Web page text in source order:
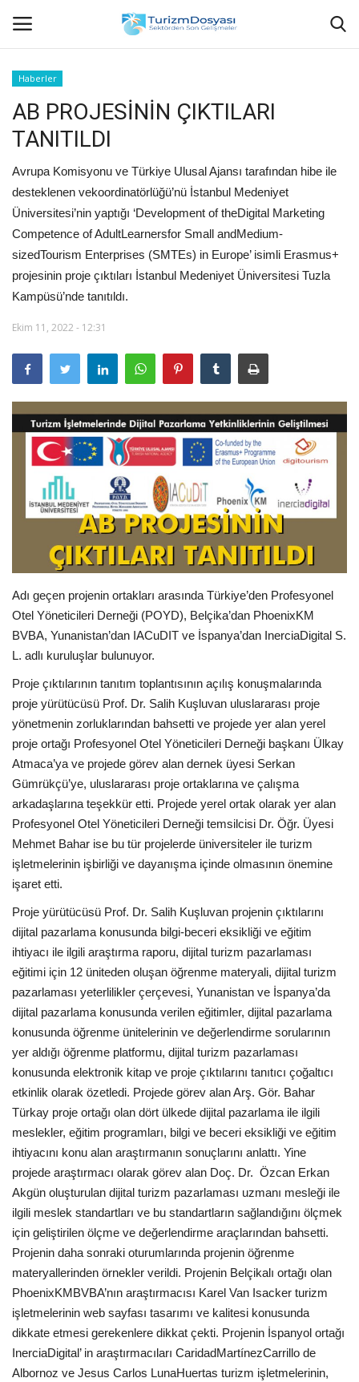
Anasayfa
Bize Ulaşın
Künye
Halil ÖNCÜ kimdir?
KVKK Aydınlatma Metni
Görüntülü
Lezzet Durakları
Röportajlar
Gezi - Yorum
Sizlerden Gelenler
Yorumlar
Video Tanıtım
Köşe Yazarları
Galeri
Haberler
AB PROJESİNİN ÇIKTILARI
TANITILDI
Avrupa Komisyonu ve Türkiye Ulusal Ajansı tarafından hibe ile
desteklenen vekoordinatörlüğü’nü İstanbul Medeniyet
Üniversitesi’nin yaptığı ‘Development of theDigital Marketing
Competence of AdultLearnersfor Small andMedium-
sizedTourism Enterprises (SMTEs) in Europe’ isimli Erasmus+
projesinin proje çıktıları İstanbul Medeniyet Üniversitesi Tuzla
Kampüsü’nde tanıtıldı.
Ekim 11, 2022 - 12:31
Adı geçen projenin ortakları arasında Türkiye’den Profesyonel
Otel Yöneticileri Derneği (POYD), Belçika’dan PhoenixKM
BVBA, Yunanistan’dan IACuDIT ve İspanya’dan InerciaDigital S.
L. adlı kuruluşlar bulunuyor.
Proje çıktılarının tanıtım toplantısının açılış konuşmalarında
proje yürütücüsü Prof. Dr. Salih Kuşluvan uluslararası proje
yönetmenin zorluklarından bahsetti ve projede yer alan yerel
proje ortağı Profesyonel Otel Yöneticileri Derneği başkanı Ülkay
Atmaca’ya ve projede görev alan dernek üyesi Serkan
Gümrükçü’ye, uluslararası proje ortaklarına ve çalışma
arkadaşlarına teşekkür etti. Projede yerel ortak olarak yer alan
Profesyonel Otel Yöneticileri Derneği temsilcisi Dr. Öğr. Üyesi
Mehmet Bahar ise bu tür projelerde üniversiteler ile turizm
işletmelerinin işbirliği ve dayanışma içinde olmasının önemine
işaret etti.
Proje yürütücüsü Prof. Dr. Salih Kuşluvan projenin çıktılarını
dijital pazarlama konusunda bilgi-beceri eksikliği ve eğitim
ihtiyacı ile ilgili araştırma raporu, dijital turizm pazarlaması
eğitimi için 12 üniteden oluşan öğrenme materyali, dijital turizm
pazarlaması yeterlilikler çerçevesi, Yunanistan ve İspanya’da
dijital pazarlama konusunda verilen eğitimler, dijital pazarlama
konusunda öğrenme ünitelerinin ve değerlendirme sorularının
yer aldığı öğrenme platformu, dijital turizm pazarlaması
konusunda elektronik kitap ve proje çıktılarını tanıtıcı çoğaltıcı
etkinlik olarak özetledi. Projede görev alan Arş. Gör. Bahar
Türkay proje ortağı olan dört ülkede dijital pazarlama ile ilgili
meslekler, eğitim programları, bilgi ve beceri eksikliği ve eğitim
ihtiyacını konu alan araştırmanın sonuçlarını anlattı. Yine
projede araştırmacı olarak görev alan Doç. Dr. Özcan Erkan
Akgün oluşturulan dijital turizm pazarlaması uzmanı mesleği ile
ilgili meslek standartları ve bu standartların sağlandığını ölçmek
için geliştirilen ölçme ve değerlendirme araçlarından bahsetti.
Projenin daha sonraki oturumlarında projenin öğrenme
materyallerinden örnekler verildi. Projenin Belçikalı ortağı olan
PhoenixKMBVBA’nın araştırmacısı Karel Van Isacker turizm
işletmelerinin web sayfası tasarımı ve kalitesi konusunda
dikkate etmesi gerekenlere dikkat çekti. Projenin İspanyol ortağı
InerciaDigital’ in araştırmacıları CaridadMartínezCarrillo de
Albornoz ve Jesus Carlos LunaHuertas turizm işletmelerinin,